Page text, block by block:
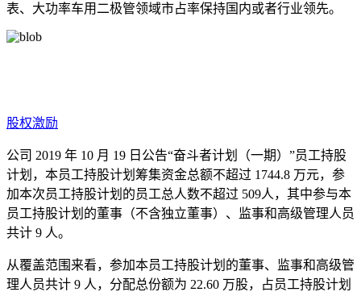
表、大功率车用二极管领域市占率保持国内或者行业领先。
股权激励
公司 2019 年 10 月 19 日公告“奋斗者计划（一期）”员工持股
计划，本员工持股计划筹集资金总额不超过 1744.8 万元，参
加本次员工持股计划的员工总人数不超过 509人，其中参与本
员工持股计划的董事（不含独立董事）、监事和高级管理人员
共计 9 人。
从覆盖范围来看，参加本员工持股计划的董事、监事和高级管
理人员共计 9 人，分配总份额为 22.60 万股，占员工持股计划